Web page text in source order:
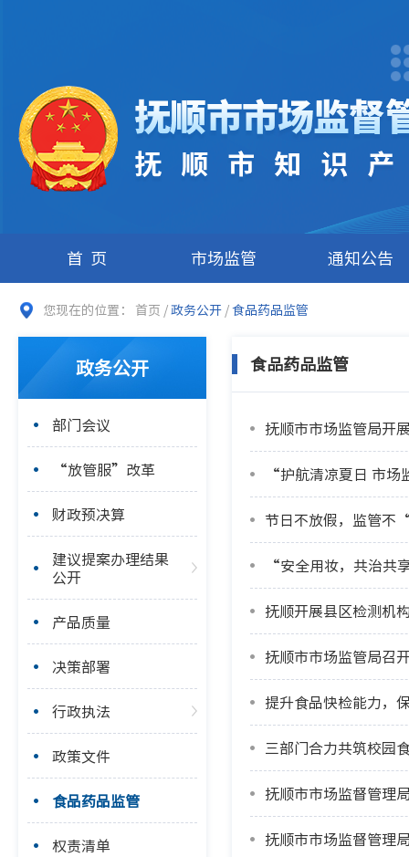
首页 市场监管 通知公告
您现在的位置： 首页 /政务公开 /食品药品监管
政务公开
部门会议
“放管服”改革
财政预决算
建议提案办理结果
公开
产品质量
决策部署
行政执法
政策文件
食品药品监管
权责清单
食品药品监管
抚顺市市场监管局开
“护航清凉夏日 市
节日不放假，监管
“安全用妆，共治共
抚顺开展县区检测机
抚顺市市场监管局召
提升食品快检能力
三部门合力共筑校园
抚顺市市场监督管理